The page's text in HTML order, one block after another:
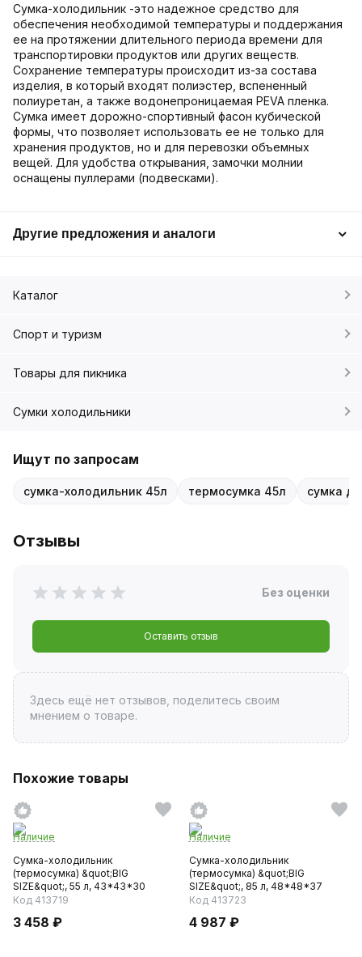
Сумка-холодильник -это надежное средство для
обеспечения необходимой температуры и поддержания
ее на протяжении длительного периода времени для
транспортировки продуктов или других веществ.
Сохранение температуры происходит из-за состава
изделия, в который входят полиэстер, вспененный
полиуретан, а также водонепроницаемая PEVA пленка.
Сумка имеет дорожно-спортивный фасон кубической
формы, что позволяет использовать ее не только для
хранения продуктов, но и для перевозки oбъемных
вещей. Для удобства открывания, замочки молнии
оснащены пуллерами (подвесками).
Другие предложения и аналоги
Каталог
Спорт и туризм
Товары для пикника
Сумки холодильники
Ищут по запросам
сумка-холодильник 45л термосумка 45л сумка
Отзывы
Без оценки
Оставить отзыв
Здесь ещё нет отзывов, поделитесь своим
мнением о товаре.
Похожие товары
Наличие
Сумка-холодильник
(термосумка) &quot;BIG
SIZE&quot;, 55 л, 43*43*30
см,горизо...
Код 413719
3 458 ₽
Наличие
Сумка-холодильник
(термосумка) &quot;BIG
SIZE&quot;, 85 л, 48*48*37
см,горизо...
Код 413723
4 987 ₽